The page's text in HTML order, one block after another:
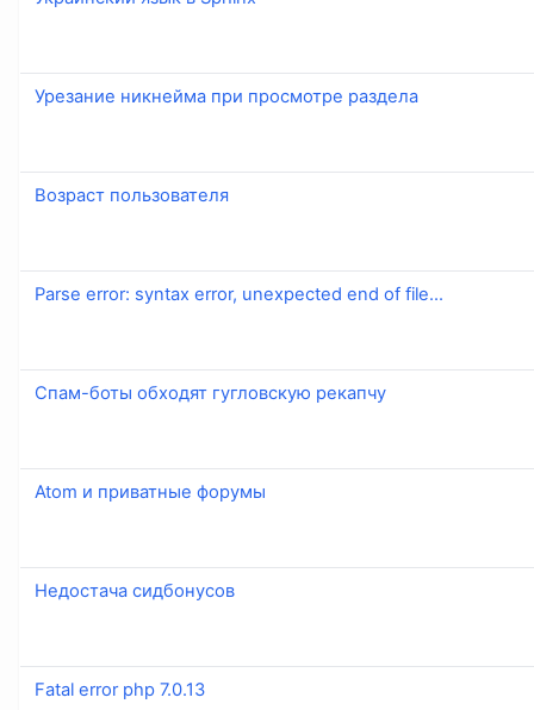
Урезание никнейма при просмотре раздела
Возраст пользователя
Parse error: syntax error, unexpected end of file...
Спам-боты обходят гугловскую рекапчу
Atom и приватные форумы
Недостача сидбонусов
Fatal error php 7.0.13